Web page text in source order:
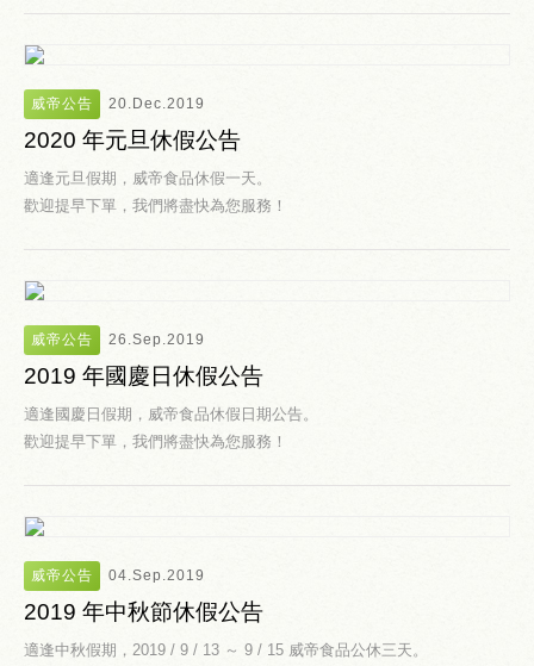
威帝公告 20.Dec.2019
2020 年元旦休假公告
適逢元旦假期，威帝食品休假一天。
歡迎提早下單，我們將盡快為您服務！
威帝公告 26.Sep.2019
2019 年國慶日休假公告
適逢國慶日假期，威帝食品休假日期公告。
歡迎提早下單，我們將盡快為您服務！
威帝公告 04.Sep.2019
2019 年中秋節休假公告
適逢中秋假期，2019 / 9 / 13 ～ 9 / 15 威帝食品公休三天。